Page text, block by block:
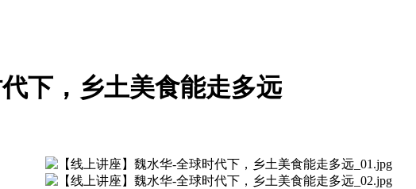
下，乡土美食能走多远